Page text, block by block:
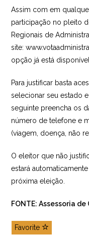
Assim com em
participação no pleito
Regionais de
site:
opção já está
Para justificar basta
selecionar seu estado
seguinte preencha os
número de telefone e
(viagem, doença, não
O eleitor que não
estará
próxima eleição.
FONTE: Assessoria
Favorite